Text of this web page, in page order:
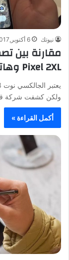
نيوتك 6 أكتوبر,2017
Pixel 2XL وهاتف سامسونج جالكسي نوت 8
ولكن كشفت شركة
أكمل القراءة »